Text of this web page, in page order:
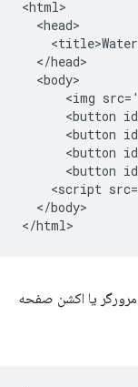
<html>
  <head>
  </head>
  <body>
<img
<button
<button
<button
<button
<script
  </body>
یا اکشن صفحه